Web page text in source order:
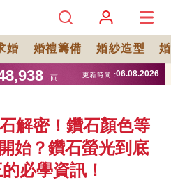
婚 婚禮籌備 婚紗造型
解密！鑽石顏色等
始？鑽石螢光到底
必學資訊！